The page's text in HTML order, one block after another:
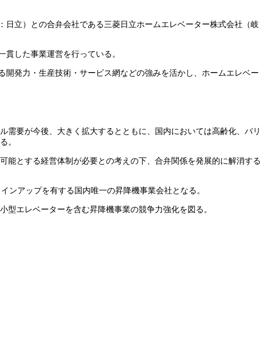
立）との合弁会社である三菱日立ホームエレベーター株式会社（岐
した事業運営を行っている。
発力・生産技術・サービス網などの強みを活かし、ホームエレベー
要が今後、大きく拡大するとともに、国内においては高齢化、バリ
。
能とする経営体制が必要との考えの下、合弁関係を発展的に解消する
ンアップを有する国内唯一の昇降機事業会社となる。
エレベーターを含む昇降機事業の競争力強化を図る。